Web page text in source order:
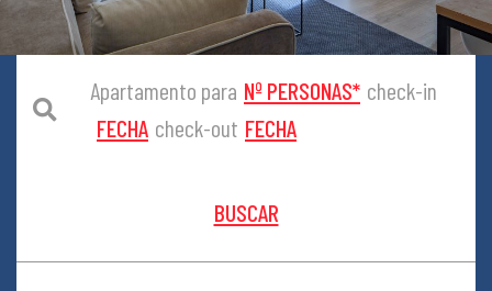
Apartamento para Nº PERSONAS* check-in
FECHA check-out FECHA
BUSCAR